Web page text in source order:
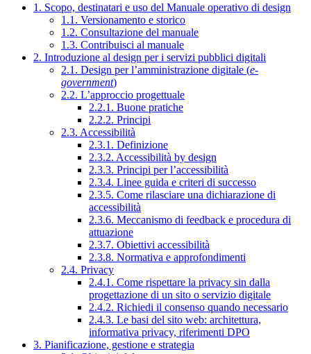
1. Scopo, destinatari e uso del Manuale operativo di design
1.1. Versionamento e storico
1.2. Consultazione del manuale
1.3. Contribuisci al manuale
2. Introduzione al design per i servizi pubblici digitali
2.1. Design per l’amministrazione digitale (e-
government)
2.2. L’approccio progettuale
2.2.1. Buone pratiche
2.2.2. Principi
2.3. Accessibilità
2.3.1. Definizione
2.3.2. Accessibilità by design
2.3.3. Principi per l’accessibilità
2.3.4. Linee guida e criteri di successo
2.3.5. Come rilasciare una dichiarazione di
accessibilità
2.3.6. Meccanismo di feedback e procedura di
attuazione
2.3.7. Obiettivi accessibilità
2.3.8. Normativa e approfondimenti
2.4. Privacy
2.4.1. Come rispettare la privacy sin dalla
progettazione di un sito o servizio digitale
2.4.2. Richiedi il consenso quando necessario
2.4.3. Le basi del sito web: architettura,
informativa privacy, riferimenti DPO
3. Pianificazione, gestione e strategia